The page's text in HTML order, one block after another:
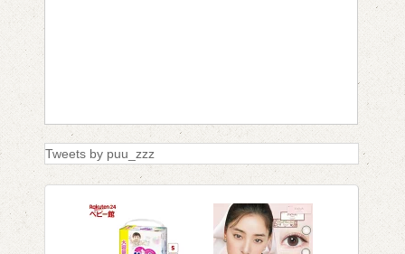
Tweets by puu_zzz